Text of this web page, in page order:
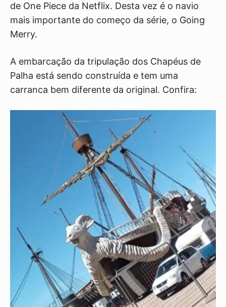
de One Piece da Netflix. Desta vez é o navio
mais importante do começo da série, o Going
Merry.
A embarcação da tripulação dos Chapéus de
Palha está sendo construída e tem uma
carranca bem diferente da original. Confira: